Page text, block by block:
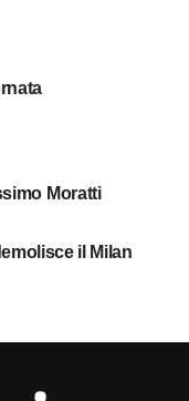
Moratti
il Milan